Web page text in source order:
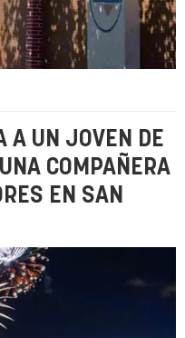
A UN JOVEN DE
COMPAÑERA
EN SAN